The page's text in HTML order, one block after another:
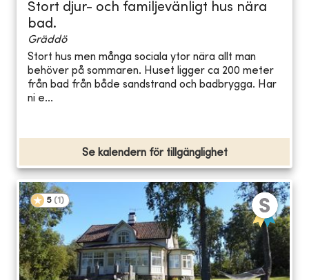
Stort djur- och familjevänligt hus nära
bad.
Gräddö
Stort hus men många sociala ytor nära allt man
behöver på sommaren. Huset ligger ca 200 meter
från bad från både sandstrand och badbrygga. Har
ni e...
Se kalendern för tillgänglighet
5 (1 )